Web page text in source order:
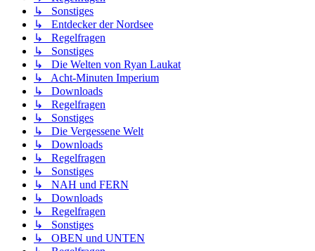
↳ Sonstiges
↳ Entdecker der Nordsee
↳ Regelfragen
↳ Sonstiges
↳ Die Welten von Ryan Laukat
↳ Acht-Minuten Imperium
↳ Downloads
↳ Regelfragen
↳ Sonstiges
↳ Die Vergessene Welt
↳ Downloads
↳ Regelfragen
↳ Sonstiges
↳ NAH und FERN
↳ Downloads
↳ Regelfragen
↳ Sonstiges
↳ OBEN und UNTEN